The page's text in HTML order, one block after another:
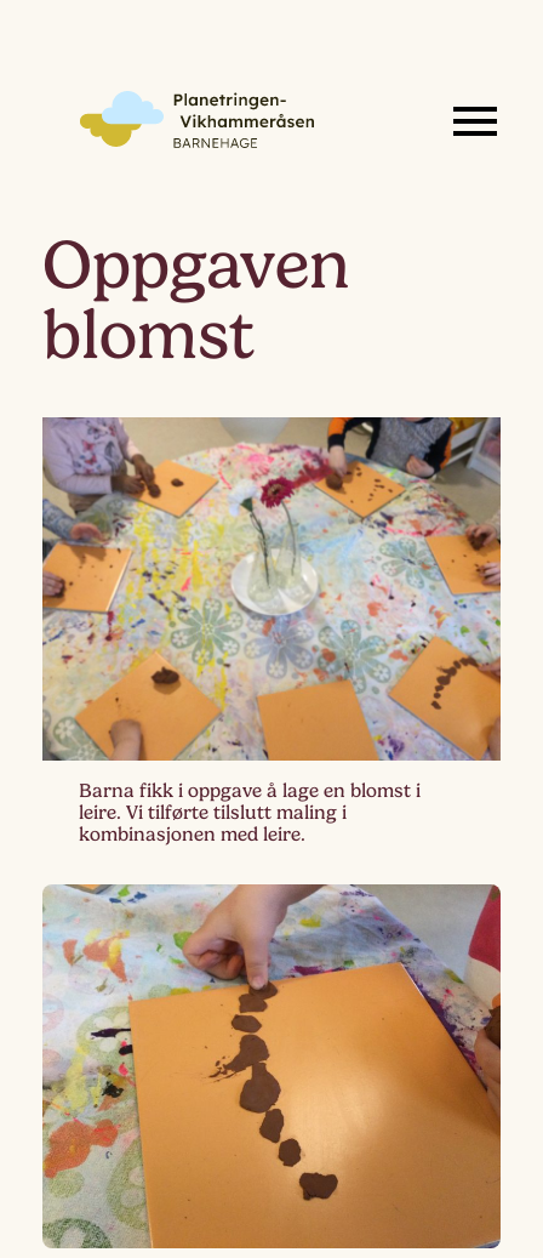
Oppgaven
blomst
Barna fikk i oppgave å lage en blomst i
leire. Vi tilførte tilslutt maling i
kombinasjonen med leire.